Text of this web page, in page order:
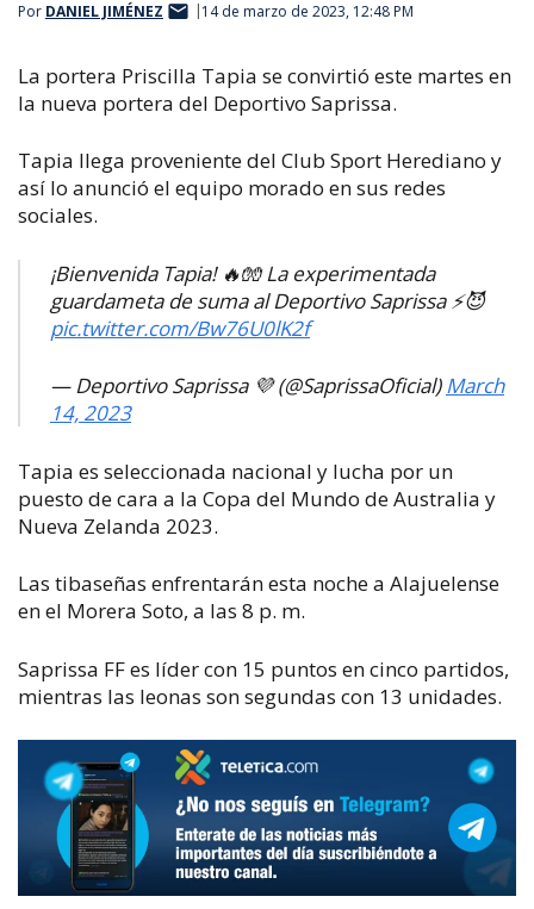
Por DANIEL JIMÉNEZ 14 de marzo de 2023, 12:48 PM
La portera Priscilla Tapia se convirtió este martes en
la nueva portera del Deportivo Saprissa.
Tapia llega proveniente del Club Sport Herediano y
así lo anunció el equipo morado en sus redes
sociales.
¡Bienvenida Tapia! 🔥🧤 La experimentada
guardameta de suma al Deportivo Saprissa ⚡️😈
pic.twitter.com/Bw76U0lK2f
— Deportivo Saprissa 💜 (@SaprissaOficial)March
14, 2023
Tapia es seleccionada nacional y lucha por un
puesto de cara a la Copa del Mundo de Australia y
Nueva Zelanda 2023.
Las tibaseñas enfrentarán esta noche a Alajuelense
en el Morera Soto, a las 8 p. m.
Saprissa FF es líder con 15 puntos en cinco partidos,
mientras las leonas son segundas con 13 unidades.